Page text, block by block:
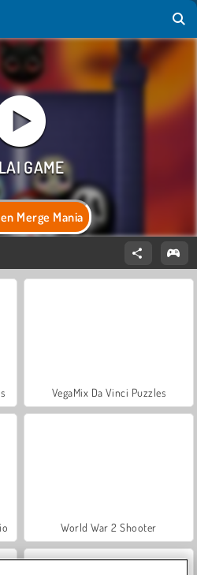
Merge Mania
VegaMix Da Vinci Puzzles
World War 2 Shooter